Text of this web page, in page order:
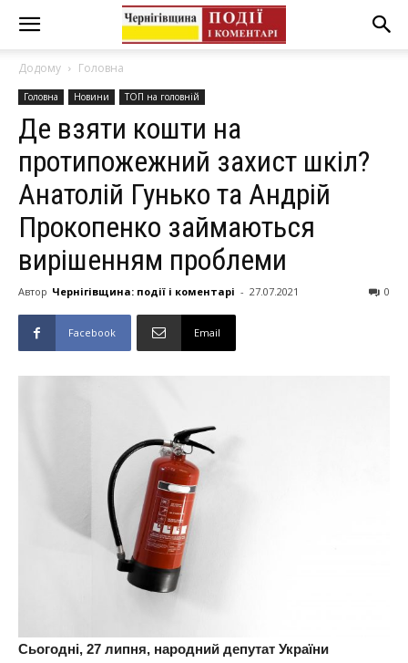
Додому Головна
Головна Новини ТОП на головній
Де взяти кошти на
протипожежний захист шкіл?
Анатолій Гунько та Андрій
Прокопенко займаються
вирішенням проблеми
Автор Чернігівщина: події і коментарі - 27.07.2021 0
Facebook Email
Сьогодні, 27 липня, народний депутат України